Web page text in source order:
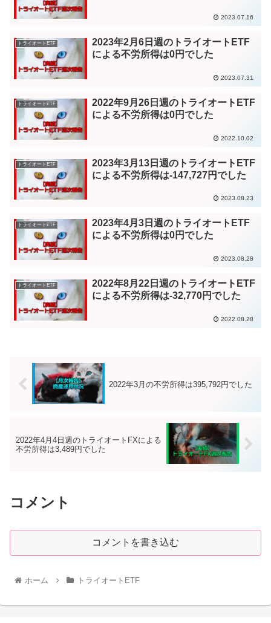
2023.07.16
トライオートETF
2023年2月6日週のトライオートETF
による不労所得は0円でした
2023.07.31
トライオートETF
2022年9月26日週のトライオートETF
による不労所得は0円でした
2022.10.02
トライオートETF
2023年3月13日週のトライオートETF
による不労所得は-147,727円でした
2023.08.23
トライオートETF
2023年4月3日週のトライオートETF
による不労所得は0円でした
2023.08.28
トライオートETF
2022年8月22日週のトライオートETF
による不労所得は-32,770円でした
2022.08.28
2022年3月の不労所得は395,792円でした
2022年4月4日週のトライオートFXによる
不労所得は3,489円でした
コメント
コメントを書き込む
ホーム トライオートETF